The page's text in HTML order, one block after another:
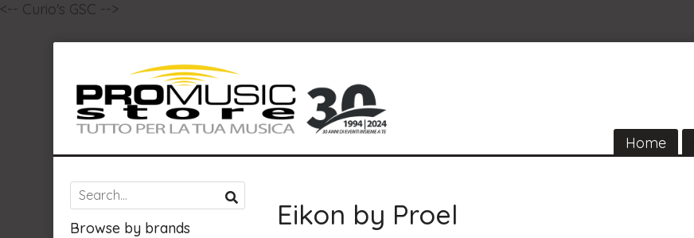
<-- Curio's GSC -->
Home
Eikon by Proel
Browse by brands